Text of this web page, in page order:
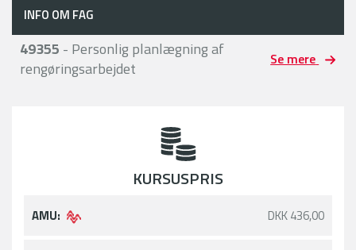
INFO OM FAG
49355 - Personlig planlægning af
rengøringsarbejdet
Se mere
KURSUSPRIS
AMU: DKK 436,00